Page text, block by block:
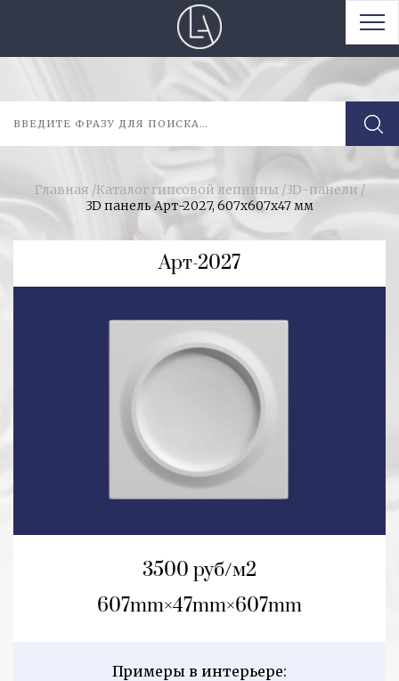
Главная /Каталог гипсовой лепнины /3D-панели /
3D панель Арт-2027, 607х607х47 мм
Арт-2027
3500 руб/м2
607mm 47mm 607mm
Примеры в интерьере: